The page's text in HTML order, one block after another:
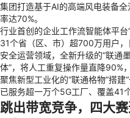
集团打造基于AI的高端风电装备
率达70%。
行业首创的企业工作流智能体平
31个省（区、市）超700万用户，
安全运营领域，全新升级的“联通
体”，将人工重复操作量直降90%
聚焦新型工业化的“联通格物”搭
已服务超一万个5G工厂、覆盖41
跳出带宽竞争，四大